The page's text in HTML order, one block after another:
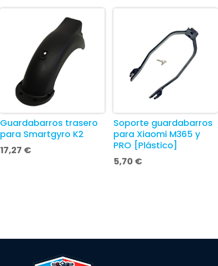
Guardabarros trasero
para Smartgyro K2
17,27 €
Soporte guardabarros
para Xiaomi M365 y
PRO [Plástico]
5,70 €